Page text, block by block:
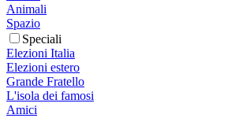
Animali
Spazio
Speciali
Elezioni Italia
Elezioni estero
Grande Fratello
L'isola dei famosi
Amici